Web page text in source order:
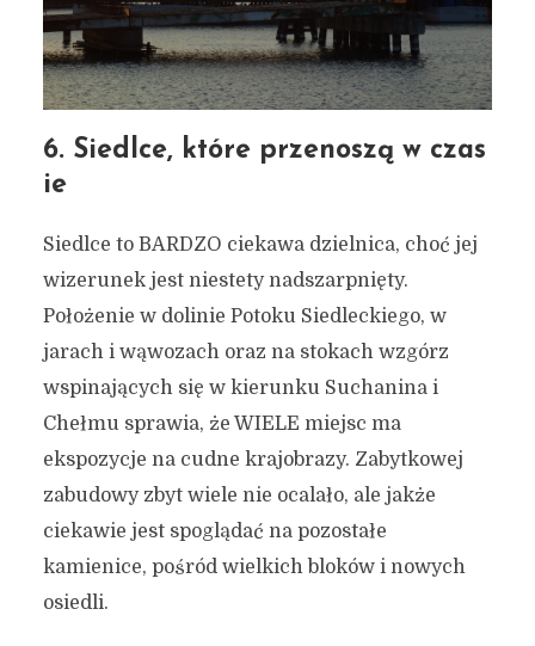
6. Siedlce, które przenoszą w czas
ie
Siedlce to BARDZO ciekawa dzielnica, choć jej
wizerunek jest niestety nadszarpnięty.
Położenie w dolinie Potoku Siedleckiego, w
jarach i wąwozach oraz na stokach wzgórz
wspinających się w kierunku Suchanina i
Chełmu sprawia, że WIELE miejsc ma
ekspozycje na cudne krajobrazy. Zabytkowej
zabudowy zbyt wiele nie ocalało, ale jakże
ciekawie jest spoglądać na pozostałe
kamienice, pośród wielkich bloków i nowych
osiedli.